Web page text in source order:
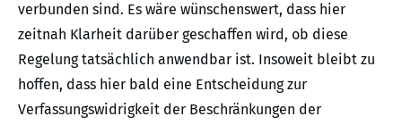
verbunden sind. Es wäre wünschenswert, dass hier
zeitnah Klarheit darüber geschaffen wird, ob diese
Regelung tatsächlich anwendbar ist. Insoweit bleibt zu
hoffen, dass hier bald eine Entscheidung zur
Verfassungswidrigkeit der Beschränkungen der